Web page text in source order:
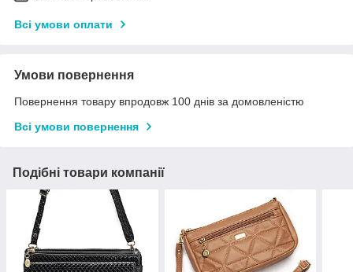
Всі умови оплати
Умови повернення
Повернення товару впродовж 100 днів за домовленістю
Всі умови повернення
Подібні товари компанії